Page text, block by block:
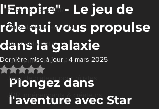
Évolution des JDR
Jeux de Rôle sur table
Jeux Vidéo RPG
Créateurs de contenu
Jeux de plateau pour rôlistes
JDR indépendants & créateurs
l'Empire" - Le jeu de
rôle qui vous propulse
dans la galaxie
Dernière mise à jour : 4 mars 2025
Noté NaN étoiles sur 5.
Plongez dans
l'aventure avec Star